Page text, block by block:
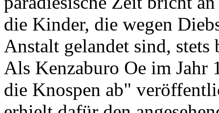
die Kinder, die wegen
Anstalt gelandet sind, stets
Als Kenzaburo Oe im Jahr
die Knospen ab"